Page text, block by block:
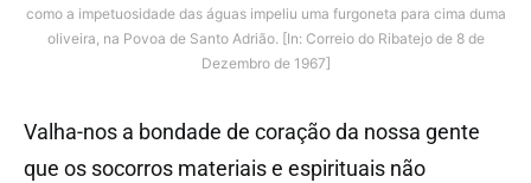
como a impetuosidade das águas impeliu uma furgoneta para cima duma
oliveira, na Povoa de Santo Adrião. [In: Correio do Ribatejo de 8 de
Dezembro de 1967]
Valha-nos a bondade de coração da nossa gente
que os socorros materiais e espirituais não